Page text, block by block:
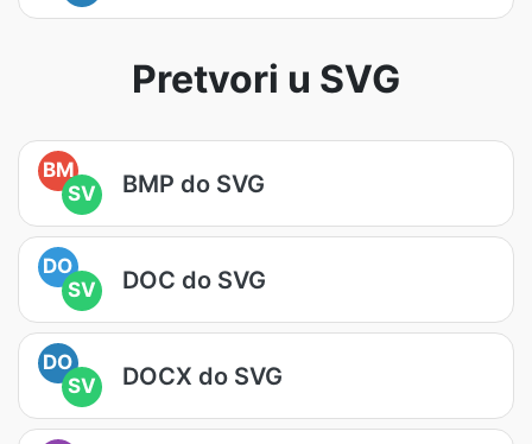
Pretvori u SVG
BM
SV
BMP do SVG
DO
SV
DOC do SVG
DO
SV
DOCX do SVG